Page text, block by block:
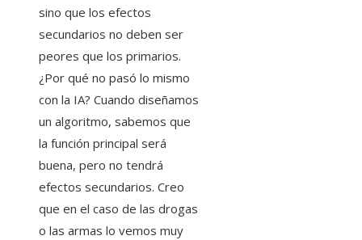
sino que los efectos
secundarios no deben ser
peores que los primarios.
¿Por qué no pasó lo mismo
con la IA? Cuando diseñamos
un algoritmo, sabemos que
la función principal será
buena, pero no tendrá
efectos secundarios. Creo
que en el caso de las drogas
o las armas lo vemos muy